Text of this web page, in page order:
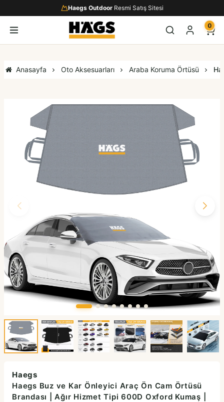
Haegs OutdoorResmi Satış Sitesi
0
Anasayfa Oto Aksesuarları Araba Koruma Örtüsü
Haegs
Haegs Buz ve Kar Önleyici Araç Ön Cam Örtüsü
Brandası | Ağır Hizmet Tipi 600D Oxford Kumaş |